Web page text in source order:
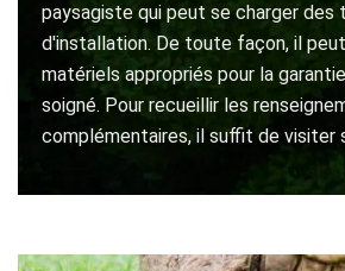
paysagiste qui peut se charger des
d'installation. De toute façon, il
matériels appropriés pour la
soigné. Pour recueillir les
complémentaires, il suffit de visiter